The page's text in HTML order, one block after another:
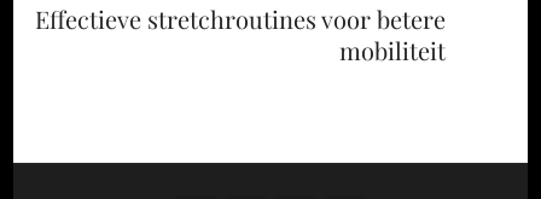
Effectieve stretchroutines voor betere
mobiliteit